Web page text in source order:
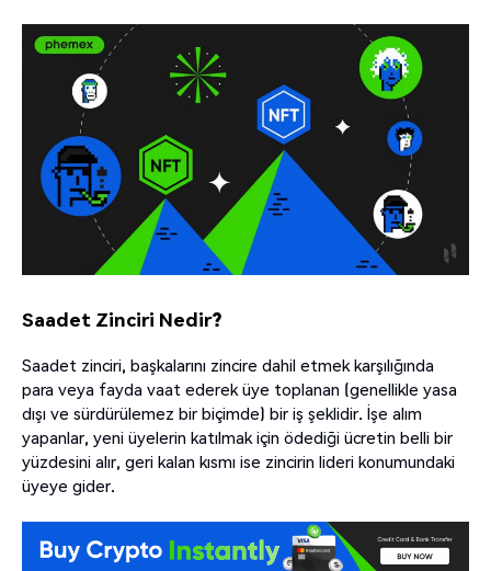
Saadet Zinciri Nedir?
Saadet zinciri, başkalarını zincire dahil etmek karşılığında
para veya fayda vaat ederek üye toplanan (genellikle yasa
dışı ve sürdürülemez bir biçimde) bir iş şeklidir. İşe alım
yapanlar, yeni üyelerin katılmak için ödediği ücretin belli bir
yüzdesini alır, geri kalan kısmı ise zincirin lideri konumundaki
üyeye gider.